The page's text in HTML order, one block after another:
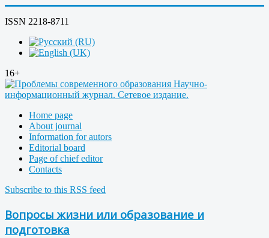
ISSN 2218-8711
16+
Home page
About journal
Information for autors
Editorial board
Page of chief editor
Contacts
Subscribe to this RSS feed
Вопросы жизни или образование и
подготовка